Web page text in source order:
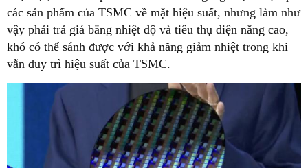
các sản phẩm của TSMC về mặt hiệu suất, nhưng làm như
vậy phải trả giá bằng nhiệt độ và tiêu thụ điện năng cao,
khó có thể sánh được với khả năng giảm nhiệt trong khi